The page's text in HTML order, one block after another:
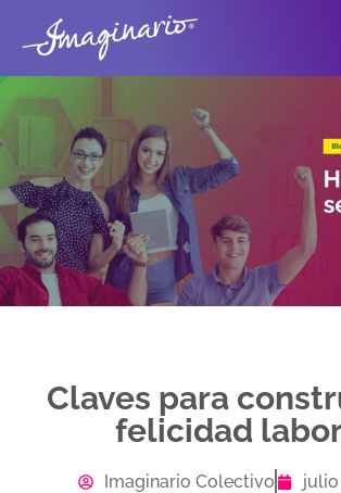
Claves para
felicidad
Imaginario Colectivo julio